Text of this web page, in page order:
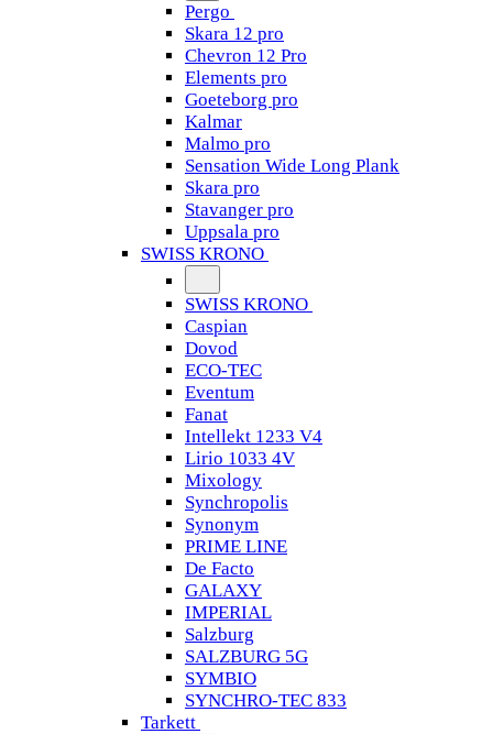
Pergo
Skara 12 pro
Chevron 12 Pro
Elements pro
Goeteborg pro
Kalmar
Malmo pro
Sensation Wide Long Plank
Skara pro
Stavanger pro
Uppsala pro
SWISS KRONO
SWISS KRONO
Caspian
Dovod
ECO-TEC
Eventum
Fanat
Intellekt 1233 V4
Lirio 1033 4V
Mixology
Synchropolis
Synonym
PRIME LINE
De Facto
GALAXY
IMPERIAL
Salzburg
SALZBURG 5G
SYMBIO
SYNCHRO-TEC 833
Tarkett